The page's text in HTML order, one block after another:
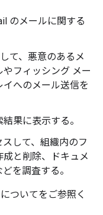
のメールに関する
て、悪意のあるメ
フィッシング メー
へのメール送信を
果に表示する。
して、組織内のフ
と削除、ドキュメ
を調査する。
についてをご参照く